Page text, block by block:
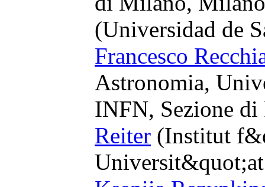
(Universidad de
Francesco
Astronomia,
INFN, Sezione
Reiter (Institut